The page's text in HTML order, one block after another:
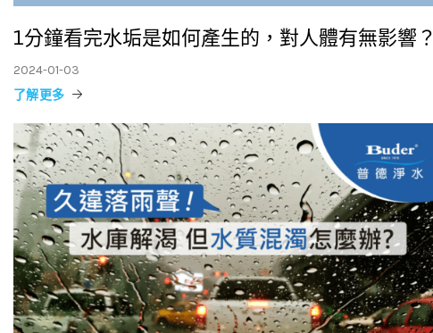
1分鐘看完水垢是如何產生的，對人體有無影響？
2024-01-03
了解更多